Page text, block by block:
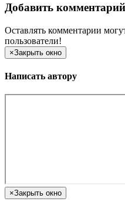
Добавить комментарий
Оставлять комментарии
пользователи!
×Закрыть окно
Написать автору
×Закрыть окно